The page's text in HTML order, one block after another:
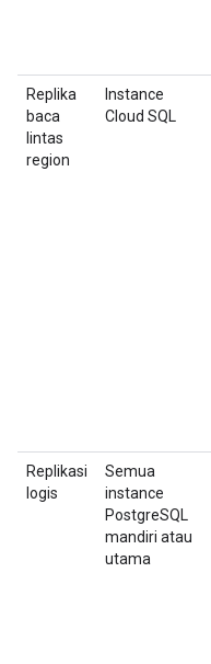
Replika
baca
lintas
region
Instance
Cloud SQL
Replikasi
logis
Semua
instance
PostgreSQL
mandiri atau
utama